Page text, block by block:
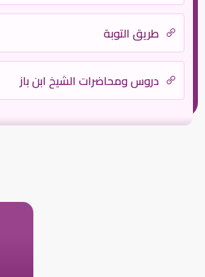
طريق التوبة
دروس ومحاضرات الشيخ ابن باز